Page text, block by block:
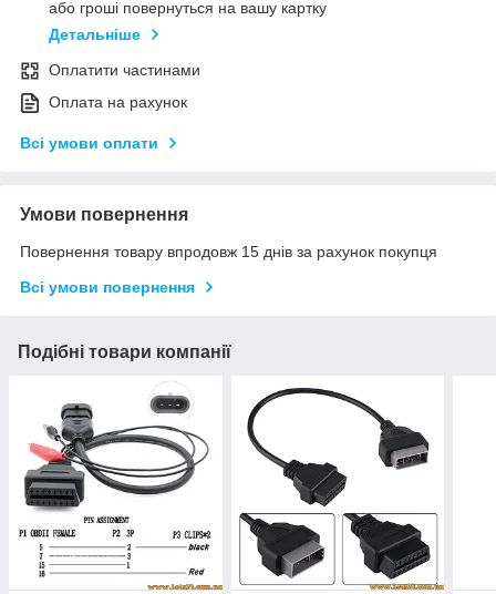
або гроші повернуться на вашу картку
Детальніше
Оплатити частинами
Оплата на рахунок
Всі умови оплати
Умови повернення
Повернення товару впродовж 15 днів за рахунок покупця
Всі умови повернення
Подібні товари компанії